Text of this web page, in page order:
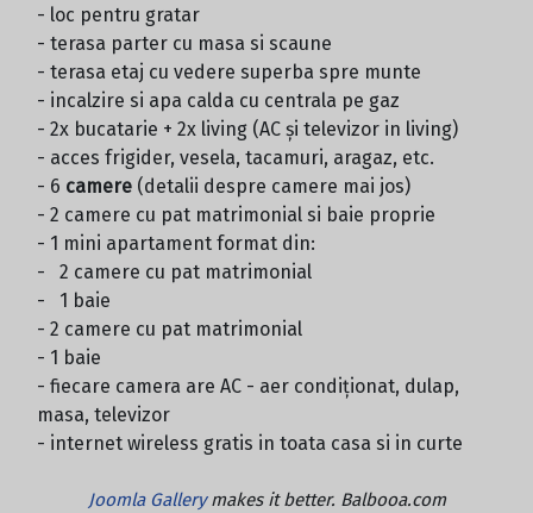
- loc pentru gratar
- terasa parter cu masa si scaune
- terasa etaj cu vedere superba spre munte
- incalzire si apa calda cu centrala pe gaz
- 2x bucatarie + 2x living (AC și televizor in living)
- acces frigider, vesela, tacamuri, aragaz, etc.
- 6 camere (detalii despre camere mai jos)
- 2 camere cu pat matrimonial si baie proprie
- 1 mini apartament format din:
- 2 camere cu pat matrimonial
- 1 baie
- 2 camere cu pat matrimonial
- 1 baie
- fiecare camera are AC - aer condiționat, dulap,
masa, televizor
- internet wireless gratis in toata casa si in curte
Joomla Gallerymakes it better. Balbooa.com